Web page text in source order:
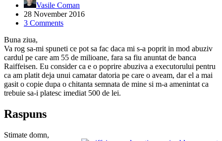
Vasile Coman
28 November 2016
3 Comments
Buna ziua,
Va rog sa-mi spuneti ce pot sa fac daca mi s-a poprit in mod abuziv
cardul pe care am 55 de milioane, fara sa fiu anuntat de banca
Raiffeisen. Eu consider ca e o poprire abuziva a executorului pentru
ca am platit deja unui camatar datoria pe care o aveam, dar el a mai
gasit o copie dupa o chitanta semnata de mine si m-a amenintat ca
trebuie sa-i platesc imediat 500 de lei.
Raspuns
Stimate domn,